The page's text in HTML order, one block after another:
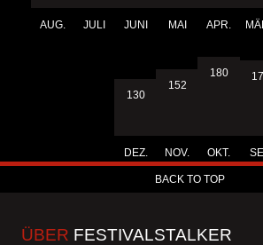
AUG. JULI JUNI MAI APR.
130
DEZ.
152
NOV.
180
OKT.
BACK TO TOP
ÜBER FESTIVALSTALKER